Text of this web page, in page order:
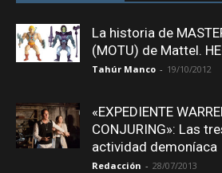
La historia de
(MOTU) de Mattel.
Tahúr Manco - 19/10/2012
«EXPEDIENTE
CONJURING»: Las
actividad demoníaca
Redacción - 28/07/2013